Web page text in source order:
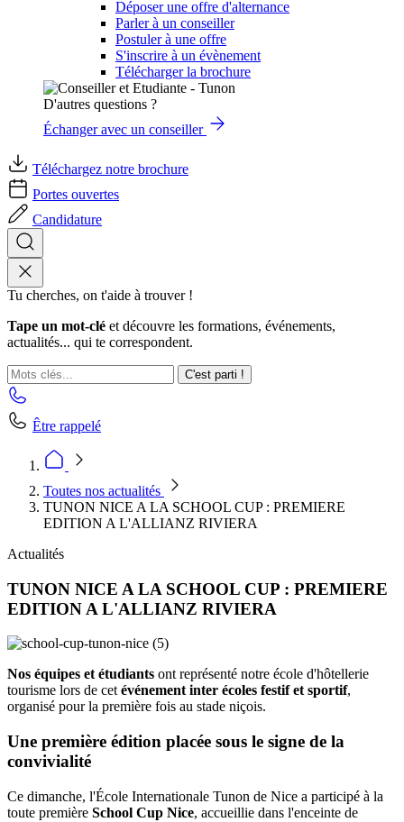
Déposer une offre d'alternance
Parler à un conseiller
Postuler à une offre
S'inscrire à un évènement
Télécharger la brochure
D'autres questions ?
Échanger avec un conseiller
Téléchargez notre brochure
Portes ouvertes
Candidature
Tu cherches, on t'aide à trouver !
Tape un mot-clé et découvre les formations, événements,
actualités... qui te correspondent.
C'est parti !
Être rappelé
Toutes nos actualités
TUNON NICE A LA SCHOOL CUP : PREMIERE
EDITION A L'ALLIANZ RIVIERA
Actualités
TUNON NICE A LA SCHOOL CUP : PREMIERE
EDITION A L'ALLIANZ RIVIERA
Nos équipes et étudiants ont représenté notre école d'hôtellerie
tourisme lors de cetévénement inter écoles festif et sportif,
organisé pour la première fois au stade niçois.
Une première édition placée sous le signe de la
convivialité
Ce dimanche, l'École Internationale Tunon de Nice a participé à la
toute première School Cup Nice, accueillie dans l'enceinte de